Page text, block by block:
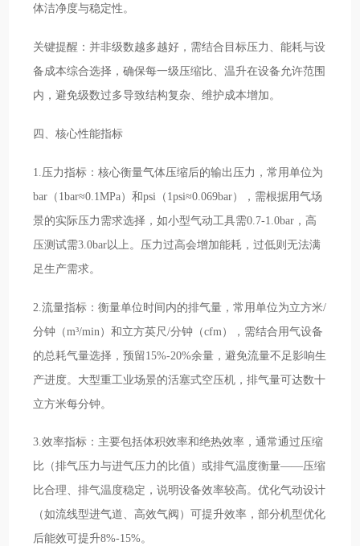
体洁净度与稳定性。
关键提醒：并非级数越多越好，需结合目标压力、能耗与设
备成本综合选择，确保每一级压缩比、温升在设备允许范围
内，避免级数过多导致结构复杂、维护成本增加。
四、核心性能指标
1.压力指标：核心衡量气体压缩后的输出压力，常用单位为
bar（1bar≈0.1MPa）和psi（1psi≈0.069bar），需根据用气场
景的实际压力需求选择，如小型气动工具需0.7-1.0bar，高
压测试需3.0bar以上。压力过高会增加能耗，过低则无法满
足生产需求。
2.流量指标：衡量单位时间内的排气量，常用单位为立方米/
分钟（m³/min）和立方英尺/分钟（cfm），需结合用气设备
的总耗气量选择，预留15%-20%余量，避免流量不足影响生
产进度。大型重工业场景的活塞式空压机，排气量可达数十
立方米每分钟。
3.效率指标：主要包括体积效率和绝热效率，通常通过压缩
比（排气压力与进气压力的比值）或排气温度衡量——压缩
比合理、排气温度稳定，说明设备效率较高。优化气动设计
（如流线型进气道、高效气阀）可提升效率，部分机型优化
后能效可提升8%-15%。